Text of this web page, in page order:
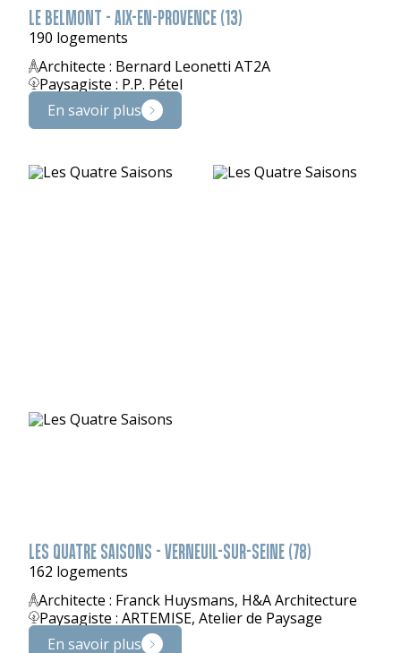
LE BELMONT - AIX-EN-PROVENCE (13)
190 logements
Architecte : Bernard Leonetti AT2A
Paysagiste : P.P. Pétel
En savoir plus
LES QUATRE SAISONS - VERNEUIL-SUR-SEINE (78)
162 logements
Architecte : Franck Huysmans, H&A Architecture
Paysagiste : ARTEMISE, Atelier de Paysage
En savoir plus